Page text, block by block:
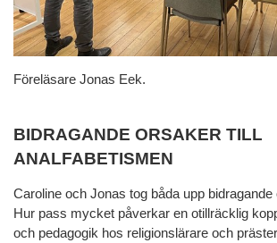
Föreläsare Jonas Eek.
BIDRAGANDE ORSAKER TILL
ANALFABETISMEN
Caroline och Jonas tog båda upp bidragande
Hur pass mycket påverkar en otillräcklig
och pedagogik hos religionslärare och